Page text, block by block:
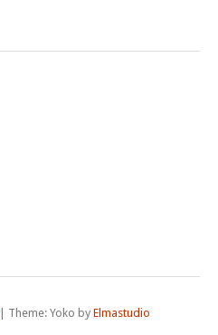
Theme: Yoko by Elmastudio